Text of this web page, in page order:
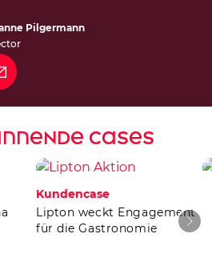
Pilgermann
cases
Kundencase
Lipton weckt Engagement
für die Gastronomie